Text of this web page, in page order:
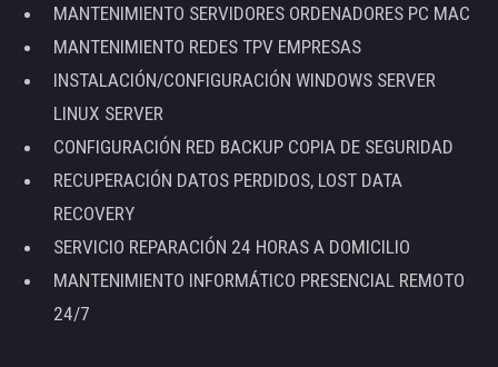
MANTENIMIENTO SERVIDORES ORDENADORES PC MAC
MANTENIMIENTO REDES TPV EMPRESAS
INSTALACIÓN/CONFIGURACIÓN WINDOWS SERVER
LINUX SERVER
CONFIGURACIÓN RED BACKUP COPIA DE SEGURIDAD
RECUPERACIÓN DATOS PERDIDOS, LOST DATA
RECOVERY
SERVICIO REPARACIÓN 24 HORAS A DOMICILIO
MANTENIMIENTO INFORMÁTICO PRESENCIAL REMOTO
24/7